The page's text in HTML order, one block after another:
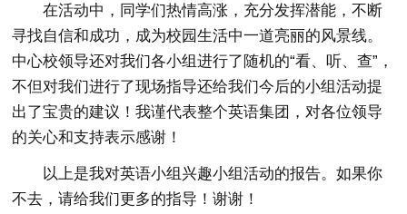
在活动中，同学们热情高涨，充分发挥潜能，不断
寻找自信和成功，成为校园生活中一道亮丽的风景线。
中心校领导还对我们各小组进行了随机的“看、听、查”，
不但对我们进行了现场指导还给我们今后的小组活动提
出了宝贵的建议！我谨代表整个英语集团，对各位领导
的关心和支持表示感谢！
以上是我对英语小组兴趣小组活动的报告。如果你
不去，请给我们更多的指导！谢谢！